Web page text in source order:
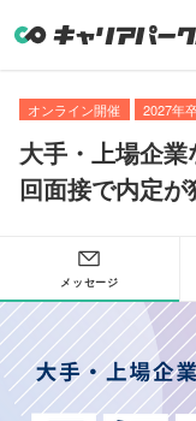
オンライン開催 2027年
大手・上場企
回面接で内定
メッセージ